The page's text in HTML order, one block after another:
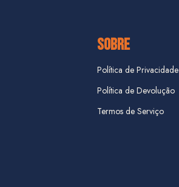
SOBRE
Política de Privacidade
Política de Devolução
Termos de Serviço